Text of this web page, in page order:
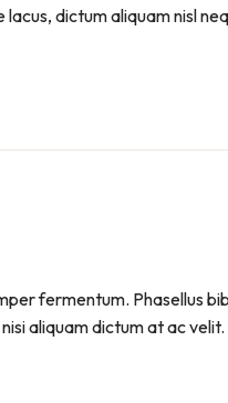
dictum aliquam nisl
fermentum. Phasellus
aliquam dictum at ac velit.